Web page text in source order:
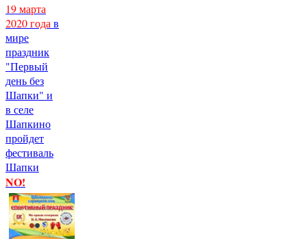
19 марта
2020 года в
мире
праздник
"Первый
день без
Шапки" и
в селе
Шапкино
пройдет
фестиваль
Шапки
NO!